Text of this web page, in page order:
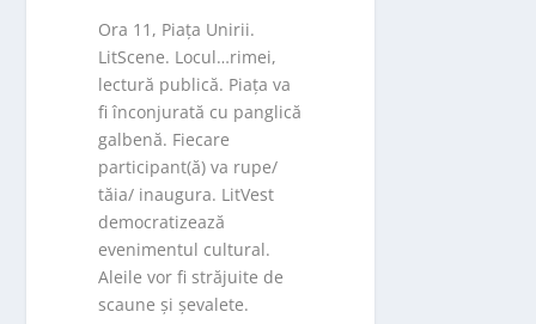
Ora 11, Piața Unirii.
LitScene. Locul…rimei,
lectură publică. Piața va
fi înconjurată cu panglică
galbenă. Fiecare
participant(ă) va rupe/
tăia/ inaugura. LitVest
democratizează
evenimentul cultural.
Aleile vor fi străjuite de
scaune și șevalete.